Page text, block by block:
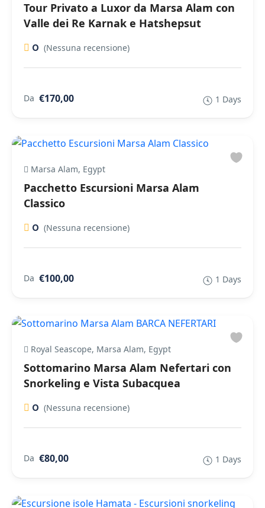
Tour Privato a Luxor da Marsa Alam con
Valle dei Re Karnak e Hatshepsut
0 (Nessuna recensione)
Da €170,00 1 Days
Marsa Alam, Egypt
Pacchetto Escursioni Marsa Alam
Classico
0 (Nessuna recensione)
Da €100,00 1 Days
Royal Seascope, Marsa Alam, Egypt
Sottomarino Marsa Alam Nefertari con
Snorkeling e Vista Subacquea
0 (Nessuna recensione)
Da €80,00 1 Days